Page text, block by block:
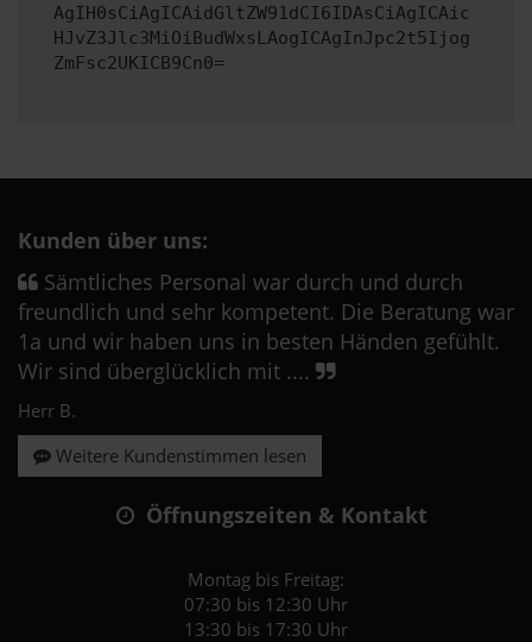
AgIH0sCiAgICAidGltZW91dCI6IDAsCiAgICAic
HJvZ3Jlc3MiOiBudWxsLAogICAgInJpc2t5Ijog
ZmFsc2UKICB9Cn0=
Kunden über uns:
Sämtliches Personal war durch und durch
freundlich und sehr kompetent. Die Beratung war
1a und wir haben uns in besten Händen gefühlt.
Wir sind überglücklich mit ....
Herr B.
Weitere Kundenstimmen lesen
Öffnungszeiten & Kontakt
Montag bis Freitag:
07:30 bis 12:30 Uhr
13:30 bis 17:30 Uhr